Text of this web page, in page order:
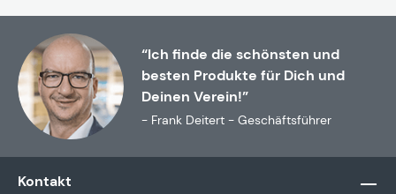
“Ich finde die schönsten und
besten Produkte für Dich und
Deinen Verein!”
- Frank Deitert - Geschäftsführer
Kontakt